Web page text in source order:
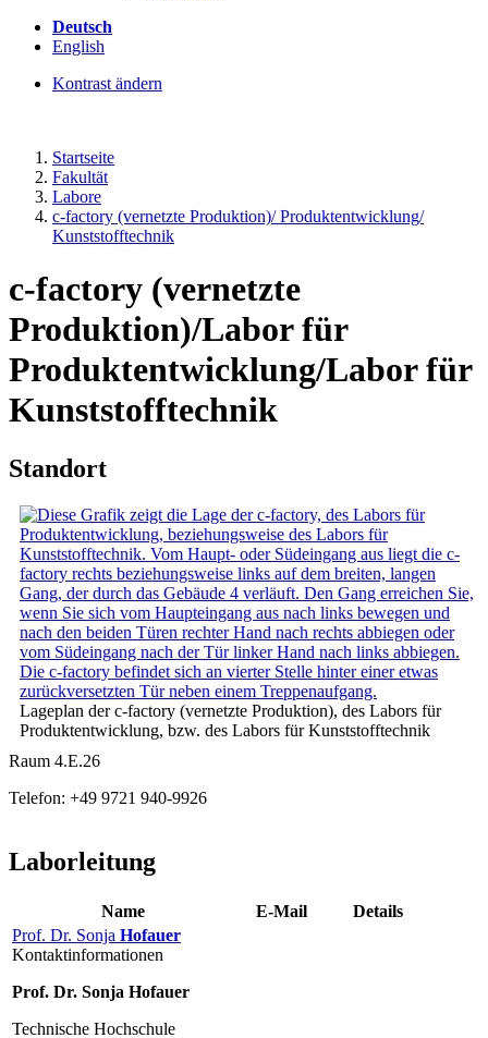
Deutsch
English
Kontrast ändern
Startseite
Fakultät
Labore
c-factory (vernetzte Produktion)/ Produktentwicklung/
Kunststofftechnik
c-factory (vernetzte
Produktion)/Labor für
Produktentwicklung/Labor für
Kunststofftechnik
Standort
Lageplan der c-factory (vernetzte Produktion), des Labors für
Produktentwicklung, bzw. des Labors für Kunststofftechnik
Raum 4.E.26
Telefon: +49 9721 940-9926
Laborleitung
Name E-Mail
Details
Prof. Dr. Sonja Hofauer
Kontaktinformationen
Prof. Dr. Sonja Hofauer
Technische Hochschule